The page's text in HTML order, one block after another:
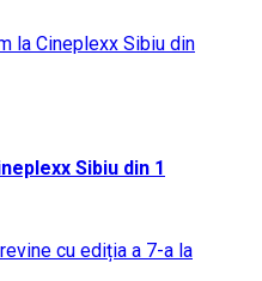
Sibiu din 1